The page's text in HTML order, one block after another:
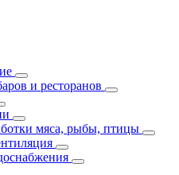
и ресторанов
мяса, рыбы, птицы